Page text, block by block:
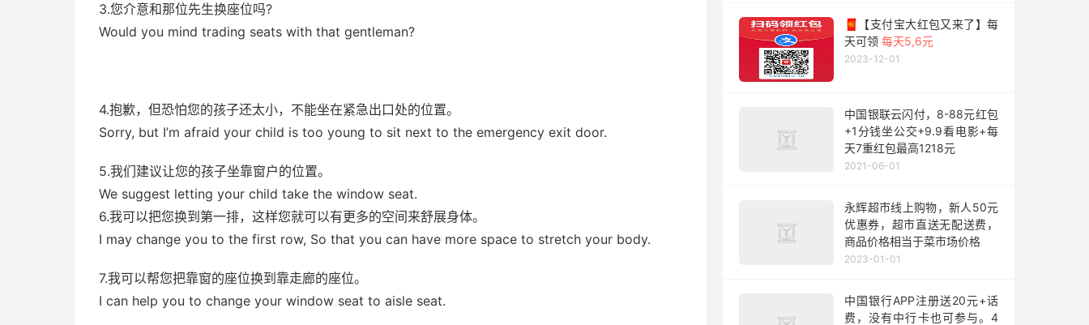
3.您介意和那位先生换座位吗?
Would you mind trading seats with that gentleman?
4.抱歉，但恐怕您的孩子还太小，不能坐在紧急出口处的位置。
Sorry, but I’m afraid your child is too young to sit next to the emergency exit door.
5.我们建议让您的孩子坐靠窗户的位置。
We suggest letting your child take the window seat.
6.我可以把您换到第一排，这样您就可以有更多的空间来舒展身体。
I may change you to the first row, So that you can have more space to stretch your body.
7.我可以帮您把靠窗的座位换到靠走廊的座位。
I can help you to change your window seat to aisle seat.
🧧【支付宝大红包又来了】每
天可领 每天5,6元
2023-12-01
中国银联云闪付，8-88元红包
+1分钱坐公交+9.9看电影+每
天7重红包最高1218元
2021-06-01
永辉超市线上购物，新人50元
优惠券，超市直送无配送费，
商品价格相当于菜市场价格
2023-01-01
中国银行APP注册送20元+话
费，没有中行卡也可参与。4